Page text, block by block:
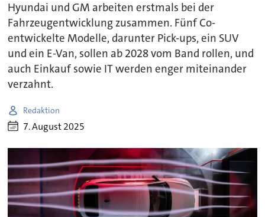
Hyundai und GM arbeiten erstmals bei der
Fahrzeugentwicklung zusammen. Fünf Co-
entwickelte Modelle, darunter Pick-ups, ein SUV
und ein E-Van, sollen ab 2028 vom Band rollen, und
auch Einkauf sowie IT werden enger miteinander
verzahnt.
Redaktion
7. August 2025